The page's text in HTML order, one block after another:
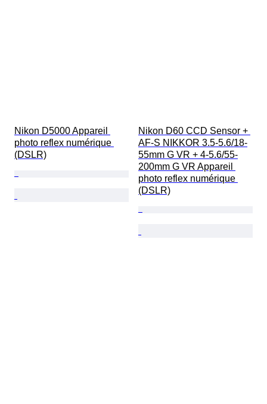
Nikon D5000 Appareil
photo reflex numérique
(DSLR)
Nikon D60 CCD Sensor +
AF-S NIKKOR 3.5-5.6/18-
55mm G VR + 4-5.6/55-
200mm G VR Appareil
photo reflex numérique
(DSLR)